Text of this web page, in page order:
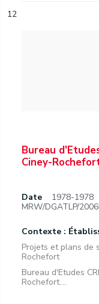
12
Bureau
Ciney-
Date 1978-1978
MRW/DGATLP/
Contexte :
Projets et plans de
Rochefort
Bureau d'Etudes
Rochefort....